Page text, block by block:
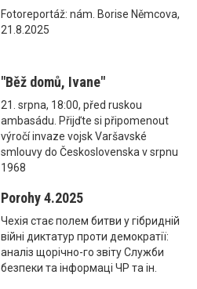
Fotoreportáž: nám. Borise Němcova,
21.8.2025
"Běž domů, Ivane"
21. srpna, 18:00, před ruskou
ambasádu. Přijďte si připomenout
výročí invaze vojsk Varšavské
smlouvy do Československa v srpnu
1968
Porohy 4.2025
Чехія стає полем битви у гібридній
війні диктатур проти демократії:
аналіз щорічно-го звіту Служби
безпеки та інформаці ЧР та ін.